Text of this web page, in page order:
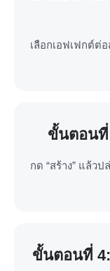
เลือกเอฟเฟกต์ต่
ขั้นตอนที่
กด “สร้าง” แล้ว
ขั้นตอนที่